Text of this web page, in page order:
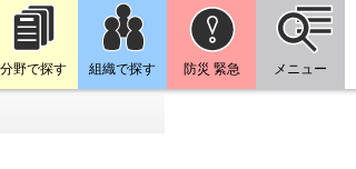
分野で探す 組織で探す 防災 緊急 メニュー